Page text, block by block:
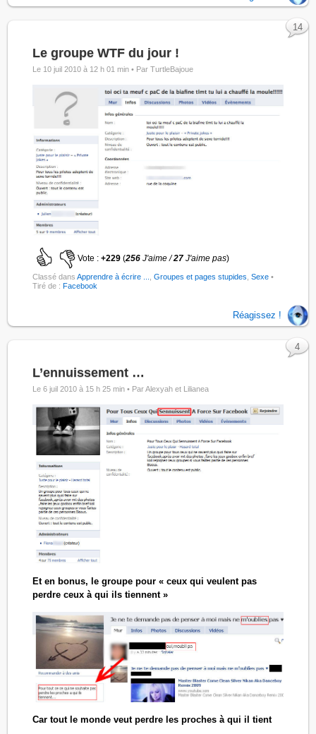
Le groupe WTF du jour !
Le 10 juil 2010 à 12 h 01 min • Par TurtleBajoue
Vote :+229 (256J'aime /27 J'aime pas)
Classé dansApprendre à écrire ... ,Groupes et pages stupides ,Sexe
14
•
Tiré de :Facebook
Réagissez !
L’ennuissement …
Le 6 juil 2010 à 15 h 25 min • Par Alexyah et Lilianea
Et en bonus, le groupe pour « ceux qui veulent pas
perdre ceux à qui ils tiennent »
Car tout le monde veut perdre les proches à qui il tient
4